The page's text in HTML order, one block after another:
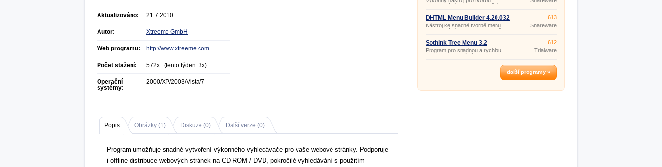
Aktualizováno: 21.7.2010
Autor: Xtreeme GmbH
Web programu: http://www.xtreeme.com
Počet stažení: 572x (tento týden: 3x)
Operační
systémy:
2000/XP/2003/Vista/7
Popis Obrázky (1) Diskuze (0) Další verze (0)
Program umožňuje snadné vytvoření výkonného vyhledávače pro vaše webové stránky. Podporuje
i offline distribuce webových stránek na CD-ROM / DVD, pokročilé vyhledávání s použitím
profesionálních menu s využitím
nutnosti programování.
DHTML Menu Builder 4.20.032
Nástroj ke snadné tvorbě menu
profesionálního vzhledu pro vaše
kódu nebo znalosti HTML.
613
Shareware
Sothink Tree Menu 3.2
Program pro snadnou a rychlou
tvorbu profesionálních DHTML menu
nároků na znalost programování a
612
Trialware
další programy »